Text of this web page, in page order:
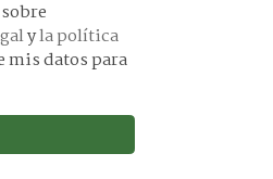
yla política
mis datos para